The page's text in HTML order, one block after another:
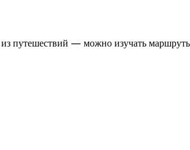
путешествий — можно изучать